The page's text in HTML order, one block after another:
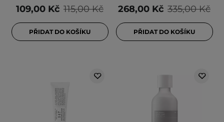
115,00 Kč
109,00 Kč
PŘIDAT DO KOŠÍKU
335,00 Kč
268,00 Kč
PŘIDAT DO KOŠÍKU